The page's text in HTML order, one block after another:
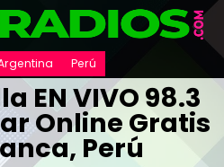
Perú
EN VIVO 98.3
Online Gratis
Perú